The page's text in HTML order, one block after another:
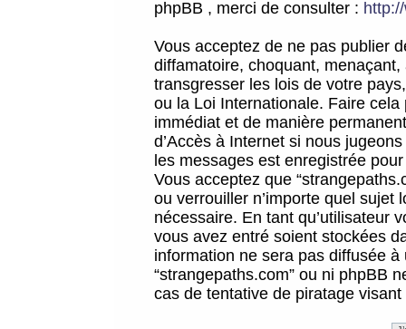
phpBB , merci de consulter :
Vous acceptez de ne pas publier
diffamatoire, choquant,
transgresser les lois de votre
ou la Loi Internationale. Faire
immédiat et de manière
d’Accès à Internet si nous
les messages est enregistrée
Vous acceptez que
ou verrouiller n’importe quel sujet
nécessaire. En tant qu’utilisateur
vous avez entré soient stockées
information ne sera pas diffusée
“strangepaths.com” ou ni phpBB
cas de tentative de piratage